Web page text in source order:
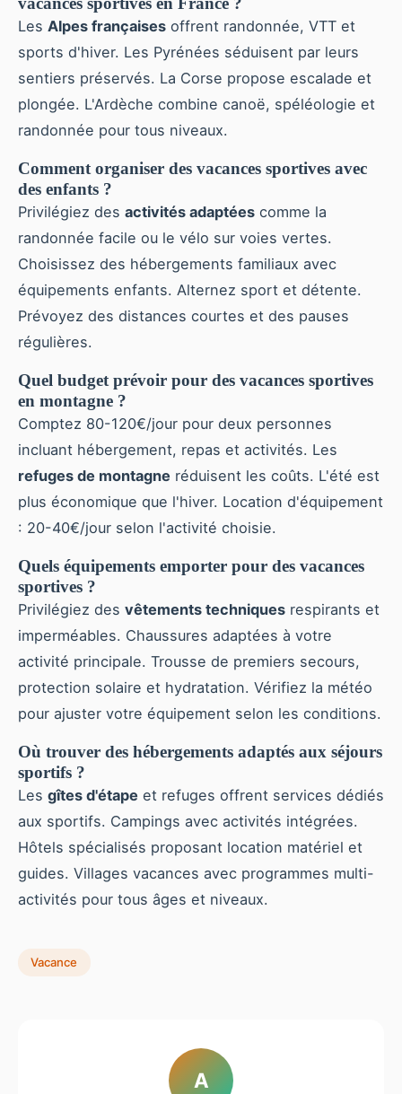
Les Alpes françaises offrent randonnée, VTT et
sports d'hiver. Les Pyrénées séduisent par leurs
sentiers préservés. La Corse propose escalade et
plongée. L'Ardèche combine canoë, spéléologie et
randonnée pour tous niveaux.
Comment organiser des vacances sportives avec
des enfants ?
Privilégiez des activités adaptées comme la
randonnée facile ou le vélo sur voies vertes.
Choisissez des hébergements familiaux avec
équipements enfants. Alternez sport et détente.
Prévoyez des distances courtes et des pauses
régulières.
Quel budget prévoir pour des vacances sportives
en montagne ?
Comptez 80-120€/jour pour deux personnes
incluant hébergement, repas et activités. Les
refuges de montagne réduisent les coûts. L'été est
plus économique que l'hiver. Location d'équipement
: 20-40€/jour selon l'activité choisie.
Quels équipements emporter pour des vacances
sportives ?
Privilégiez des vêtements techniques respirants et
imperméables. Chaussures adaptées à votre
activité principale. Trousse de premiers secours,
protection solaire et hydratation. Vérifiez la météo
pour ajuster votre équipement selon les conditions.
Où trouver des hébergements adaptés aux séjours
sportifs ?
Les gîtes d'étape et refuges offrent services dédiés
aux sportifs. Campings avec activités intégrées.
Hôtels spécialisés proposant location matériel et
guides. Villages vacances avec programmes multi-
activités pour tous âges et niveaux.
Vacance
A